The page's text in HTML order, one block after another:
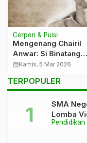
Cerpen & Puisi
Mengenang Chairil
Anwar: Si Binatang
Jalang dari Angkatan
calendar_monthKamis, 5 Mar 2026
TERPOPULER
Pendidikan
SMA
Lomba
Asah